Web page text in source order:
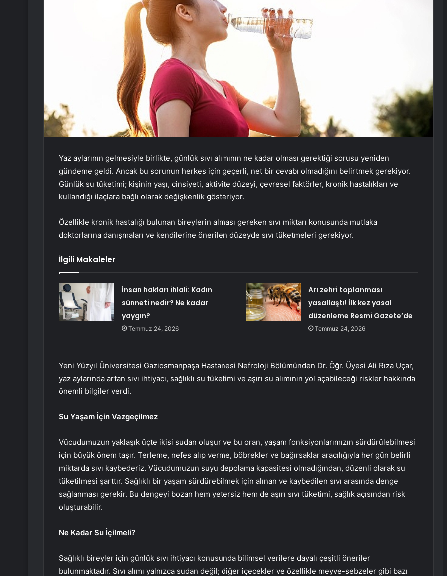
Yaz aylarının gelmesiyle birlikte, günlük sıvı alımının ne kadar olması gerektiği sorusu yeniden
gündeme geldi. Ancak bu sorunun herkes için geçerli, net bir cevabı olmadığını belirtmek gerekiyor.
Günlük su tüketimi; kişinin yaşı, cinsiyeti, aktivite düzeyi, çevresel faktörler, kronik hastalıkları ve
kullandığı ilaçlara bağlı olarak değişkenlik gösteriyor.
Özellikle kronik hastalığı bulunan bireylerin alması gereken sıvı miktarı konusunda mutlaka
doktorlarına danışmaları ve kendilerine önerilen düzeyde sıvı tüketmeleri gerekiyor.
İlgili Makaleler
İnsan hakları ihlali: Kadın
sünneti nedir? Ne kadar
yaygın?
Temmuz 24, 2026
Arı zehri toplanması
yasallaştı! İlk kez yasal
düzenleme Resmi Gazete’de
Temmuz 24, 2026
Yeni Yüzyıl Üniversitesi Gaziosmanpaşa Hastanesi Nefroloji Bölümünden Dr. Öğr. Üyesi Ali Rıza Uçar,
yaz aylarında artan sıvı ihtiyacı, sağlıklı su tüketimi ve aşırı su alımının yol açabileceği riskler hakkında
önemli bilgiler verdi.
Su Yaşam İçin Vazgeçilmez
Vücudumuzun yaklaşık üçte ikisi sudan oluşur ve bu oran, yaşam fonksiyonlarımızın sürdürülebilmesi
için büyük önem taşır. Terleme, nefes alıp verme, böbrekler ve bağırsaklar aracılığıyla her gün belirli
miktarda sıvı kaybederiz. Vücudumuzun suyu depolama kapasitesi olmadığından, düzenli olarak su
tüketilmesi şarttır. Sağlıklı bir yaşam sürdürebilmek için alınan ve kaybedilen sıvı arasında denge
sağlanması gerekir. Bu dengeyi bozan hem yetersiz hem de aşırı sıvı tüketimi, sağlık açısından risk
oluşturabilir.
Ne Kadar Su İçilmeli?
Sağlıklı bireyler için günlük sıvı ihtiyacı konusunda bilimsel verilere dayalı çeşitli öneriler
bulunmaktadır. Sıvı alımı yalnızca sudan değil; diğer içecekler ve özellikle meyve-sebzeler gibi bazı